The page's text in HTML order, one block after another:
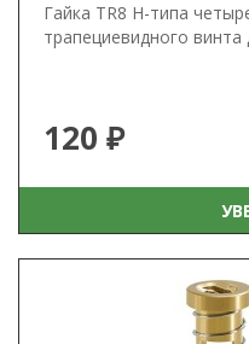
Гайка TR8 Н-типа
трапециевидного
120 ₽